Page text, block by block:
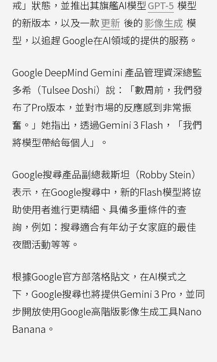
戒」狀態，並推出其旗艦AI模型 GPT-5 模型
的新版本，以及一款更新 後的影像生成 模
型，以追趕 Google在AI領域的提供的服務。
Google DeepMind Gemini 產品管理資深總監
多希（Tulsee Doshi）說：「數周前，我們發
布了Pro版本，並對市場的反應感到非常振
奮。」她指出，透過Gemini 3 Flash，「我們
將模型帶給每個人」。
Google搜尋產品副總裁斯坦（Robby Stein）
表示，在Google搜尋中，新的Flash模型將協
助使用者進行更精細、具備多重條件的查
詢，例如：搜尋適合有年幼子女家庭的最佳
夜間活動等等。
根據Google官方部落格貼文，在AI模式之
下，Google搜尋也將提供Gemini 3 Pro，並同
步開放使用Google高階版影像生成工具Nano
Banana。